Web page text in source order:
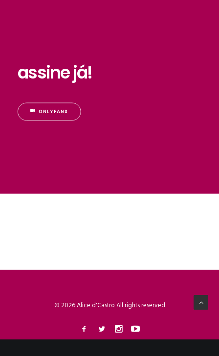
assine já!
ONLYFANS
© 2026 Alice d'Castro All rights reserved